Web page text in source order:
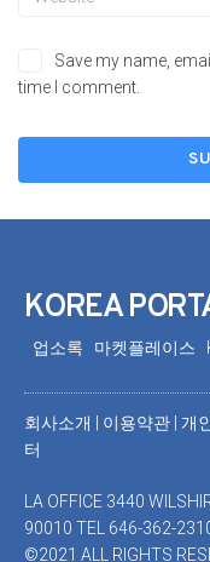
Save my name,
time I comment.
KOREA
업소록 마켓플레이스
회사소개 | 이용약관 | 개
터
LA OFFICE 3440
90010 TEL 646-362-
©2021 ALL RIGHTS